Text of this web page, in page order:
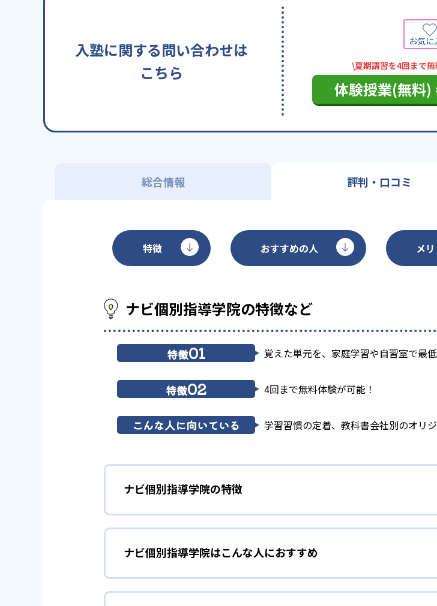
入塾に関する問い合わせは
こちら
\夏期講習を4回まで
体験授業(無料)
総合情報 評判・口コミ
特徴 おすすめの人 メ
ナビ個別指導学院の特徴など
特徴01 覚えた単元を、家庭学習や自習室で最
特徴02 4回まで無料体験が可能！
こんな人に向いている 学習習慣の定着、教科書会社別のオリ
ナビ個別指導学院の特徴
01 ほめる指導でやる気をアップ
ナビ個別指導学院の講師は、子どもの小さな頑張りを見逃さず、ほめ
ている。勉強のやり方が分からずに勉強嫌いであった子どもでも、個
で、勉強が楽しくなる。やる気がアップすることで、勉強・授業にど
ナビ個別指導学院はこんな人におすすめ
学習習慣の定着をしたい子ども向け